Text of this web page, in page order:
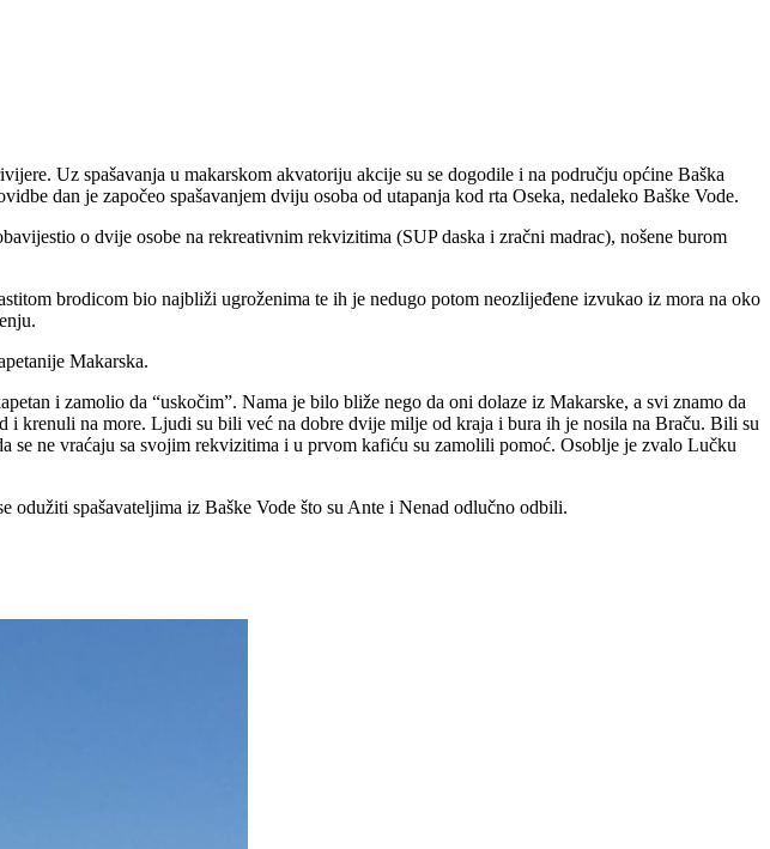
Uz spašavanja u makarskom akvatoriju akcije su se dogodile i na području općine Baška
dan je započeo spašavanjem dviju osoba od utapanja kod rta Oseka, nedaleko Baške Vode.
o dvije osobe na rekreativnim rekvizitima (SUP daska i zračni madrac), nošene burom
brodicom bio najbliži ugroženima te ih je nedugo potom neozlijeđene izvukao iz mora na oko
Makarska.
i zamolio da “uskočim”. Nama je bilo bliže nego da oni dolaze iz Makarske, a svi znamo da
krenuli na more. Ljudi su bili već na dobre dvije milje od kraja i bura ih je nosila na Braču. Bili su
se ne vraćaju sa svojim rekvizitima i u prvom kafiću su zamolili pomoć. Osoblje je zvalo Lučku
odužiti spašavateljima iz Baške Vode što su Ante i Nenad odlučno odbili.